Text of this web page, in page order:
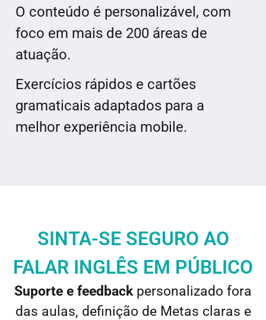
O conteúdo é personalizável, com
foco em mais de 200 áreas de
atuação.
Exercícios rápidos e cartões
gramaticais adaptados para a
melhor experiência mobile.
SINTA-SE SEGURO AO
FALAR INGLÊS EM PÚBLICO
Suporte e feedbackpersonalizado fora
das aulas, definição de Metas claras e